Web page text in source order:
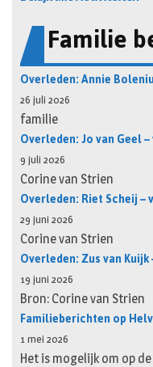
Familie
Overleden: Annie
26 juli 2026
familie
Overleden: Jo van Geel
9 juli 2026
Corine van Strien
Overleden: Riet Scheij –
29 juni 2026
Corine van Strien
Overleden: Zus van
19 juni 2026
Bron: Corine van Strien
Familieberichten op
1 mei 2026
Het is mogelijk om op